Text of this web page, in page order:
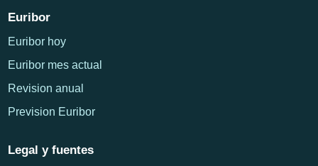
Euribor
Euribor hoy
Euribor mes actual
Revision anual
Prevision Euribor
Legal y fuentes